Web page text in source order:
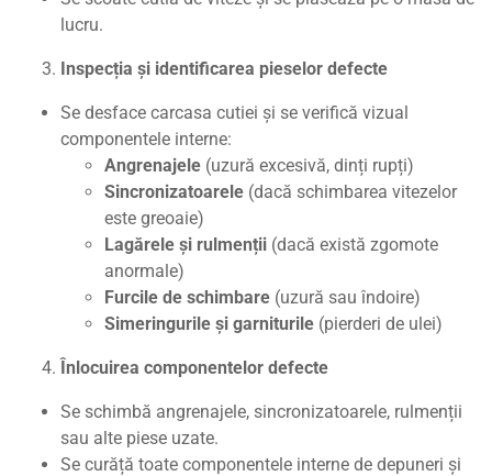
lucru.
Inspecția și identificarea pieselor defecte
Se desface carcasa cutiei și se verifică vizual
componentele interne:
Angrenajele (uzură excesivă, dinți rupți)
Sincronizatoarele (dacă schimbarea vitezelor
este greoaie)
Lagărele și rulmenții (dacă există zgomote
anormale)
Furcile de schimbare (uzură sau îndoire)
Simeringurile și garniturile (pierderi de ulei)
Înlocuirea componentelor defecte
Se schimbă angrenajele, sincronizatoarele, rulmenții
sau alte piese uzate.
Se curăță toate componentele interne de depuneri și